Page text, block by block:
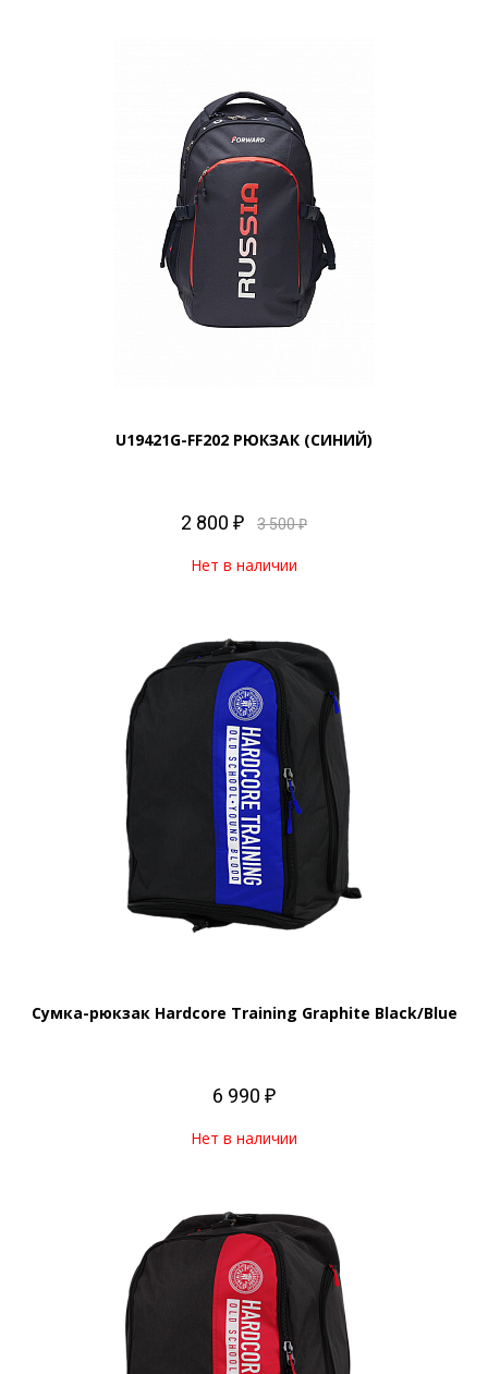
U19421G-FF202 РЮКЗАК (СИНИЙ)
2 800 ₽ 3 500 ₽
Нет в наличии
Сумка-рюкзак Hardcore Training Graphite Black/Blue
6 990 ₽
Нет в наличии